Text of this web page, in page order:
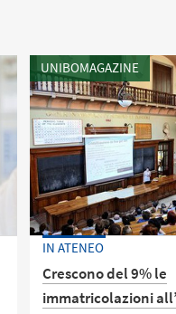
UNIBOMAGAZINE
IN ATENEO
Crescono del 9% le
immatricolazioni